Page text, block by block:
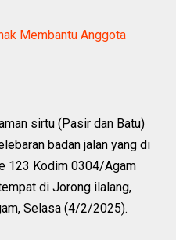
Membantu Anggota
sirtu (Pasir dan Batu)
badan jalan yang di
123 Kodim 0304/Agam
di Jorong ilalang,
Selasa (4/2/2025).